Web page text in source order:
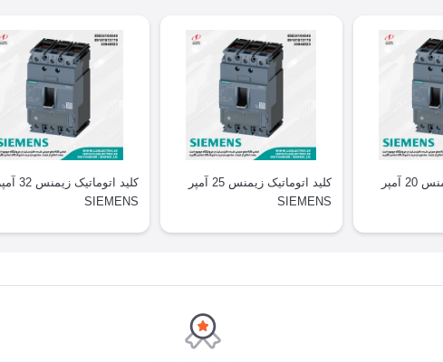
کلید اتوماتیک زیمنس 20 آمپر
کلید اتوماتیک زیمنس 25 آمپر
SIEMENS
کلید اتوماتیک زیمنس 32 آمپر
SIEMENS